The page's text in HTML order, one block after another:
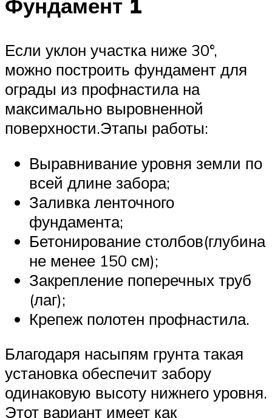
Фундамент 1
Если уклон участка ниже 30°,
можно построить фундамент для
ограды из профнастила на
максимально выровненной
поверхности.Этапы работы:
Выравнивание уровня земли по
всей длине забора;
Заливка ленточного
фундамента;
Бетонирование столбов(глубина
не менее 150 см);
Закрепление поперечных труб
(лаг);
Крепеж полотен профнастила.
Благодаря насыпям грунта такая
установка обеспечит забору
одинаковую высоту нижнего уровня.
Этот вариант имеет как